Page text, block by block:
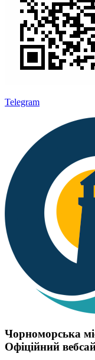
Telegram
Чорноморська
Офіційний